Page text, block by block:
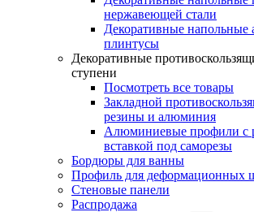
нержавеющей стали
Декоративные
плинтусы
Декоративные
ступени
Посмотреть все товары
Закладной
резины и алюминия
Алюминиевые профили с
вставкой под саморезы
Бордюры для ванны
Профиль для деформационных
Стеновые панели
Распродажа